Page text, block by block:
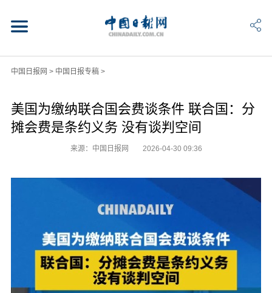
中国日报网 > 中国日报专稿>
美国为缴纳联合国会费谈条件 联合国：分
摊会费是条约义务 没有谈判空间
来源：中国日报网 2026-04-30 09:36